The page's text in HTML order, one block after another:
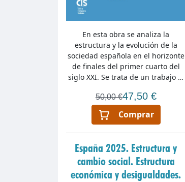
En esta obra se analiza la
estructura y la evolución de la
sociedad española en el horizonte
de finales del primer cuarto del
siglo XXI. Se trata de un trabajo …
50,00 €47,50 €
Comprar
España 2025. Estructura y
cambio social. Estructura
económica y desigualdades.